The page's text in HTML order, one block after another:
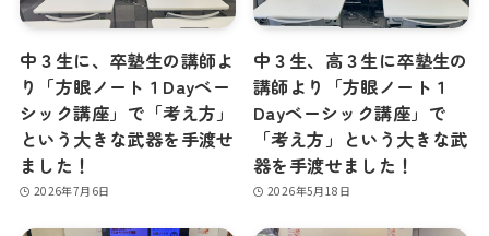
中３生に、卒塾生の講師よ
り「方眼ノート１Dayベー
シック講座」で「考え方」
という大きな武器を手渡せ
ました！
2026年7月6日
中３生、高３生に卒塾生の
講師より「方眼ノート１
Dayベーシック講座」で
「考え方」という大きな武
器を手渡せました！
2026年5月18日